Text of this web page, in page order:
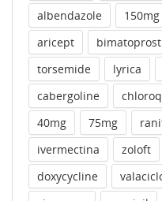
albendazole
150mg
aricept
bimatoprost
torsemide
lyrica
cabergoline
40mg
75mg
ivermectina
zoloft
doxycycline